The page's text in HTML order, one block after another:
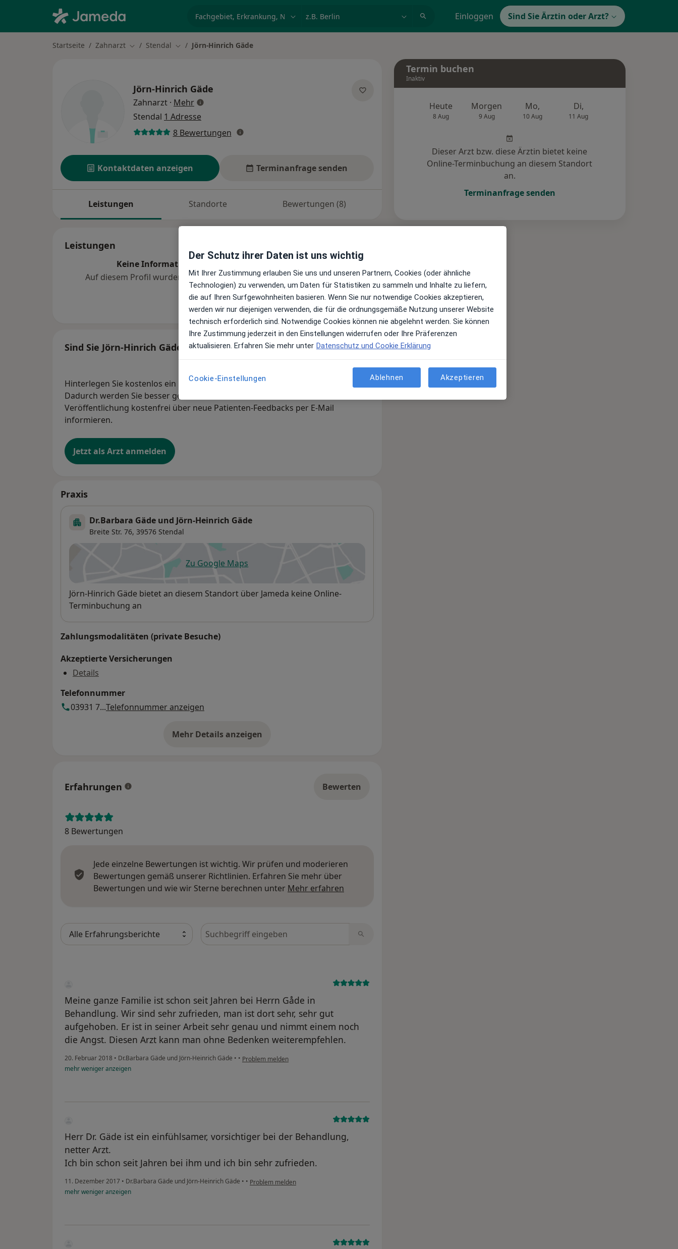
Einloggen Sind Sie Ärztin oder Arzt?
Startseite Zahnarzt Stadt ändern
Stendal Stadt ändern
Jörn-Hinrich Gäde
Jörn-Hinrich Gäde
Zahnarzt · Mehrüber Spezialisierungen
Stendal 1 Adresse
8 Bewertungen
Kontaktdaten anzeigen Terminanfrage senden
Leistungen Standorte Bewertungen (8)
Leistungen
Keine Informationen über Leistungen und Kosten
Auf diesem Profil wurden noch keine Informationen über Leistungen
hinzugefügt.
Sind Sie Jörn-Hinrich Gäde? Arzt-Info
Hinterlegen Sie kostenlos ein Portraitbild, Ihre Sprechzeiten und Leistungen.
Dadurch werden Sie besser gefunden. Lassen Sie sich außerdem bereits vor
Veröffentlichung kostenfrei über neue Patienten-Feedbacks per E-Mail
informieren.
Jetzt als Arzt anmelden
Praxis
Dr.Barbara Gäde und Jörn-Heinrich Gäde
Breite Str. 76, 39576 Stendal
Zu Google Mapsöffnet in einer neuen Registerkarte
Verfügbarkeit
Jörn-Hinrich Gäde bietet an diesem Standort über Jameda keine Online-
Terminbuchung an
Zahlungsmodalitäten (private Besuche)
Akzeptierte Versicherungen
Details
Telefonnummer
03931 7...Telefonnummer anzeigen
Mehr Details anzeigen
über die Adresse
Erfahrungen Bewerten
8 Bewertungen
Jede einzelne Bewertungen ist wichtig. Wir prüfen und moderieren
Bewertungen gemäß unserer Richtlinien. Erfahren Sie mehr über
Bewertungen und wie wir Sterne berechnen unter Mehr erfahren
Bewertungen durchsuchen
Meine ganze Familie ist schon seit Jahren bei Herrn Gåde in
Behandlung. Wir sind sehr zufrieden, man ist dort sehr, sehr gut
aufgehoben. Er ist in seiner Arbeit sehr genau und nimmt einem noch
die Angst. Diesen Arzt kann man ohne Bedenken weiterempfehlen.
20. Februar 2018 • Dr.Barbara Gäde und Jörn-Heinrich Gäde • • Problem melden
mehrwenigeranzeigen
Herr Dr. Gäde ist ein einfühlsamer, vorsichtiger bei der Behandlung,
netter Arzt.
Ich bin schon seit Jahren bei ihm und ich bin sehr zufrieden.
11. Dezember 2017 • Dr.Barbara Gäde und Jörn-Heinrich Gäde • • Problem melden
mehrwenigeranzeigen
Termin buchen
Inaktiv
Heute
8 Aug
Morgen
9 Aug
Mo,
10 Aug
Di,
11 Aug
Dieser Arzt bzw. diese Ärztin bietet keine
Online-Terminbuchung an diesem Standort
an.
Terminanfrage senden
Der Schutz ihrer Daten ist uns wichtig
Mit Ihrer Zustimmung erlauben Sie uns und unseren Partnern, Cookies (oder ähnliche
Technologien) zu verwenden, um Daten für Statistiken zu sammeln und Inhalte zu liefern,
die auf Ihren Surfgewohnheiten basieren. Wenn Sie nur notwendige Cookies akzeptieren,
werden wir nur diejenigen verwenden, die für die ordnungsgemäße Nutzung unserer Website
technisch erforderlich sind. Notwendige Cookies können nie abgelehnt werden. Sie können
Ihre Zustimmung jederzeit in den Einstellungen widerrufen oder Ihre Präferenzen
aktualisieren. Erfahren Sie mehr unter Datenschutz und Cookie Erklärung
Cookie-Einstellungen Ablehnen Akzeptieren